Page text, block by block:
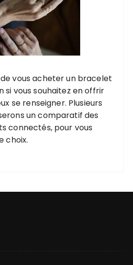
vous acheter un bracelet
si vous souhaitez en offrir
se renseigner. Plusieurs
un comparatif des
connectés, pour vous
choix.